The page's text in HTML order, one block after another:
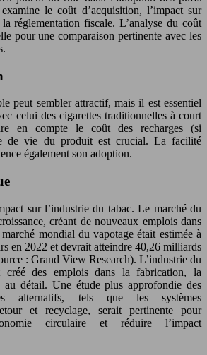
le coût d’acquisition, l’impact sur
réglementation fiscale. L’analyse du coût
pour une comparaison pertinente avec les
peut sembler attractif, mais il est essentiel
celui des cigarettes traditionnelles à court
en compte le coût des recharges (si
de vie du produit est crucial. La facilité
également son adoption.
sur l’industrie du tabac. Le marché du
créant de nouveaux emplois dans
mondial du vapotage était estimée à
en 2022 et devrait atteindre 40,26 milliards
: Grand View Research). L’industrie du
créé des emplois dans la fabrication, la
détail. Une étude plus approfondie des
alternatifs, tels que les systèmes
et recyclage, serait pertinente pour
circulaire et réduire l’impact